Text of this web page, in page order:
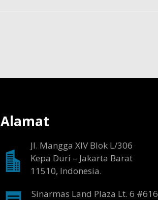
Alamat
Jl. Mangga XIV Blok L/306
Kepa Duri – Jakarta Barat
11510, Indonesia.
Sinarmas Land Plaza Lt. 6 #616